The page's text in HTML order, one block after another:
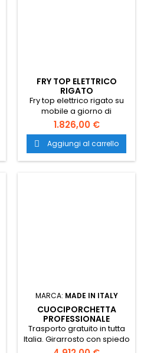
FRY TOP ELETTRICO
RIGATO
Fry top elettrico rigato su
mobile a giorno di
dimensioni cm 40x90x90h
con piastra cm 36x68.
Piastra fry top realizzata in
acciaio inox con inclusa 1
testata chiusura piano
1.826,00 €
 Aggiungi al carrello
MARCA: MADE IN ITALY
CUOCIPORCHETTA
PROFESSIONALE
160X60XH80
Trasporto gratuito in tutta
Italia. Girarrosto con spiedo
porchetta, è un forno